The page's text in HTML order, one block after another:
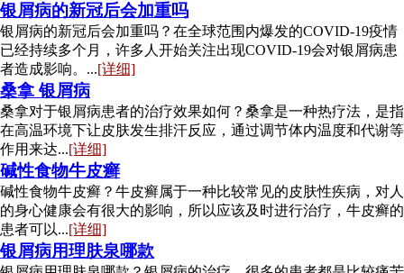
银屑病的新冠后会加重吗
银屑病的新冠后会加重吗？在全球范围内爆发的COVID-19疫情
已经持续多个月，许多人开始关注出现COVID-19会对银屑病患
者造成影响。...[详细]
桑拿 银屑病
桑拿对于银屑病患者的治疗效果如何？桑拿是一种热疗法，是指
在高温环境下让皮肤发生排汗反应，通过调节体内温度和代谢等
作用来达...[详细]
碱性食物牛皮癣
碱性食物牛皮癣？牛皮癣属于一种比较常见的皮肤性疾病，对人
的身心健康会有很大的影响，所以应该及时进行治疗，牛皮癣的
患者可以...[详细]
银屑病用理肤泉哪款